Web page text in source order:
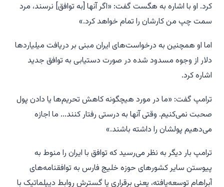
کرد. او با اشاره به هگست گفت: «اگر آنها [به توافق] نرسند، مرد
سمت چپ من کارشان را تمام خواهد کرد.»
اما او همچنین به درخواست‌های ایران مبنی بر دریافت میلیاردها
دلار از وجوه مسدود شده در صورت دستیابی به توافق جدید
اشاره کرد.
ترامپ گفت: «ما در مورد هیچگونه کاهش تحریم‌ها یا دادن پول
صحبت نمی‌کنیم. وقتی آنها به درستی رفتار کنند... ما اجازه
می‌دهیم پولشان را داشته باشند.»
ترامپ بار دیگر به نظر می‌رسید که توافق با ایران را منوط به
پیوستن سایر کشورهای حوزه خلیج فارس به توافقنامه‌های
آبراهام توسعه‌یافته، یعنی برقراری یا گسترش روابط دیپلماتیک با